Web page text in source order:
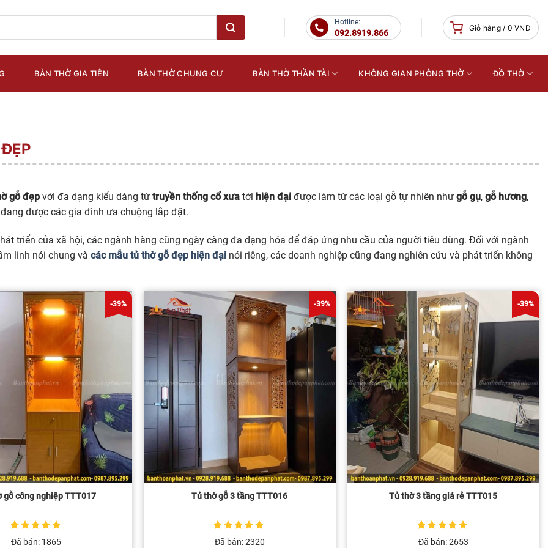
Hotline:
092.8919.866
Giỏ hàng / 0VNĐ
BÀN THỜ GIA TIÊN BÀN THỜ CHUNG CƯ BÀN THỜ THẦN TÀI KHÔNG GIAN PHÒNG THỜ ĐỒ THỜ
gỗ đẹp với đa dạng kiểu dáng từ truyền thống cổ xưa tới hiện đại được làm từ các loại gỗ tự nhiên như gỗ gụ, gỗ hương,
được các gia đình ưa chuộng lắp đặt.
triển của xã hội, các ngành hàng cũng ngày càng đa dạng hóa để đáp ứng nhu cầu của người tiêu dùng. Đối với ngành
linh nói chung và các mẫu tủ thờ gỗ đẹp hiện đại nói riêng, các doanh nghiệp cũng đang nghiên cứu và phát triển không
-39%
gỗ công nghiệp TTT017
5trên 5 dựa
trên
1
đánh giá
Đã bán: 1865
-39%
Tủ thờ gỗ 3 tầng TTT016
5trên 5 dựa
trên
1
đánh giá
Đã bán: 2320
-39%
Tủ thờ 3 tầng giá rẻ TTT015
5trên 5 dựa
trên
1
đánh giá
Đã bán: 2653